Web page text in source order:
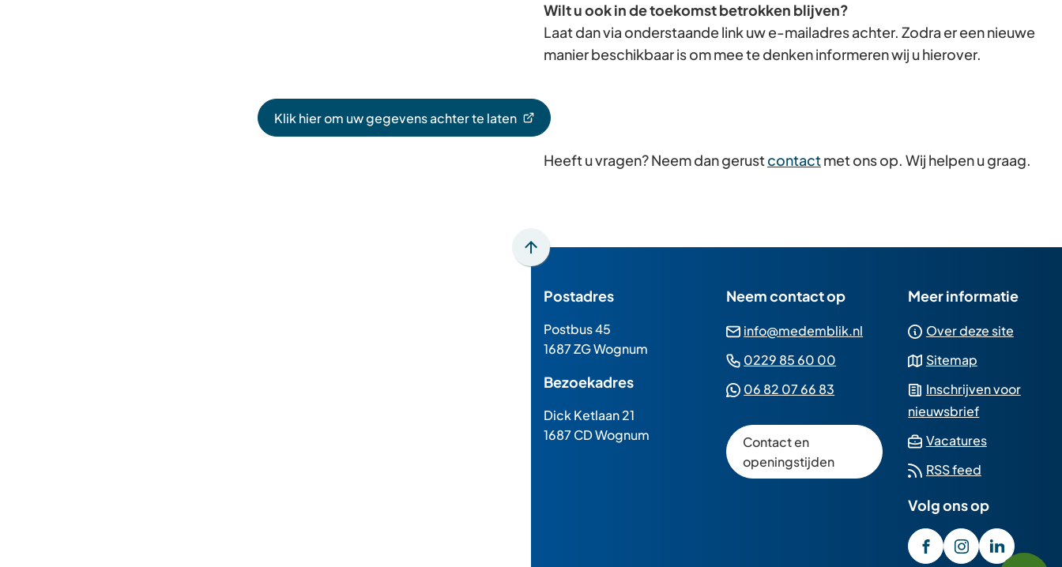
waarde
te
selecteren.
Wilt u ook in de toekomst betrokken blijven?
Laat dan via onderstaande link uw e-mailadres achter. Zodra er een nieuwe
manier beschikbaar is om mee te denken informeren wij u hierover.
Klik hier om uw gegevens achter te laten
(Verwijst
Heeft u vragen? Neem dan gerustcontactmet ons op. Wij helpen u graag.
Scroll
boven
het
begin
van
paginainhoud
Postadres
Postbus 45
1687 ZG Wognum
Bezoekadres
Dick Ketlaan 21
1687 CD Wognum
Neem contact op
info@medemblik.nl (Verwijst
mailadres)
0229 85 60 00
telefoonnummer)
06 82 07 66 83
een
Whatsapp
telefoonnummer)
Contact en
openingstijden
Meer informatie
Over deze site
Sitemap
Inschrijven voor
nieuwsbrief
Vacatures(Verwijst
externe
website)
RSS feed
Volg ons op
/
(Verwijst(Verwijst(Verwijst